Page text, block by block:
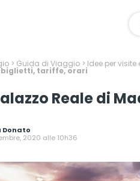
> Guida di Viaggio > Idee per visite
biglietti, tariffe, orari
Reale di
Donato
2020 alle 10h36